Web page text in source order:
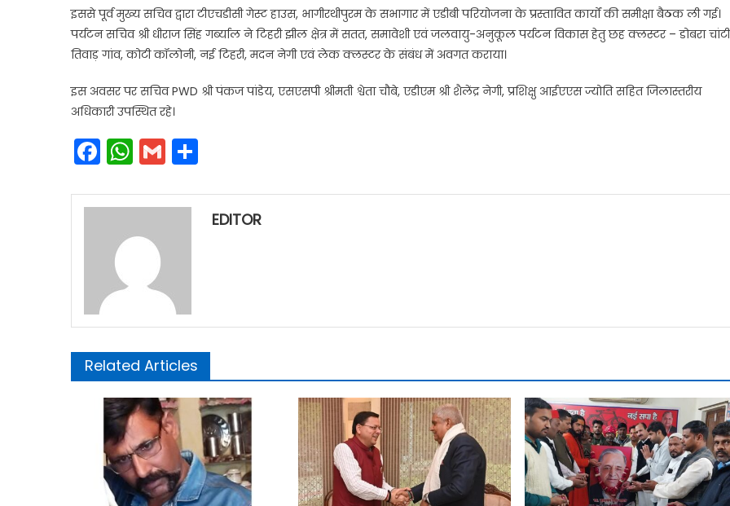
इससे पूर्व मुख्य सचिव द्वारा टीएचडीसी गेस्ट हाउस, भागीरथीपुरम के सभागार में एडीबी परियोजना के प्रस्तावित कार्यों की समीक्षा बैठक ली गई।
पर्यटन सचिव श्री धीराज सिंह गर्ब्याल ने टिहरी झील क्षेत्र में सतत, समावेशी एवं जलवायु-अनुकूल पर्यटन विकास हेतु छह क्लस्टर – डोबरा
तिवाड़ गांव, कोटी कॉलोनी, नई टिहरी, मदन नेगी एवं लेक क्लस्टर के संबंध में अवगत कराया।
इस अवसर पर सचिव PWD श्री पंकज पांडेय, एसएसपी श्रीमती श्वेता चौबे, एडीएम श्री शैलेंद्र नेगी, प्रशिक्षु आईएएस ज्योति सहित जिलास्तरीय
अधिकारी उपस्थित रहे।
Facebook
WhatsApp
Gmail
EDITOR
Related Articles